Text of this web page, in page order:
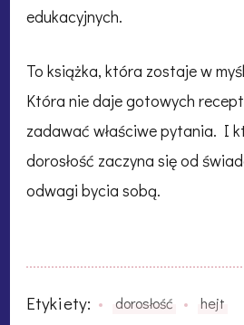
edukacyjnych.
To książka, która zostaje w
Która nie daje gotowych
zadawać właściwe pytania. I
dorosłość zaczyna się od
odwagi bycia sobą.
Etykiety: dorosłość
hejt